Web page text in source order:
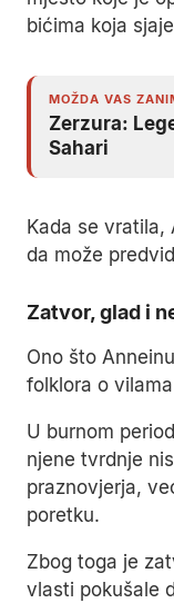
bićima koja
MOŽDA VAS
Zerzura:
Sahari
Kada se vratila,
da može
Zatvor, glad i
Ono što
folklora o
U burnom
njene tvrdnje
praznovjerja,
poretku.
Zbog toga je
vlasti pokušale